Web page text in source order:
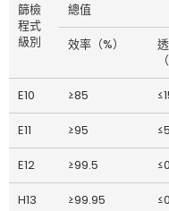
篩檢
程式
級別
總值
效率（%）
E10 ≥85
E11 ≥95 ≤5
E12 ≥99.5
H13 ≥99.95